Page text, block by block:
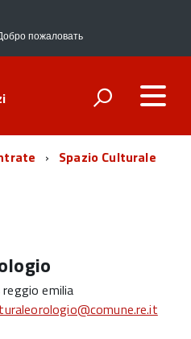
пожаловать
Spazio Culturale
emilia